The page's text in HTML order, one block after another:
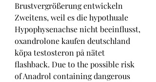
Brustvergrößerung entwickeln
Zweitens, weil es die hypothuale
Hypophysenachse nicht beeinflusst,
oxandrolone kaufen deutschland
köpa testosteron på nätet
flashback. Due to the possible risk
of Anadrol containing dangerous